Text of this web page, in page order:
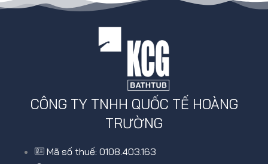
CÔNG TY TNHH QUỐC TẾ HOÀNG
TRƯỜNG
Mã số thuế: 0108.403.163